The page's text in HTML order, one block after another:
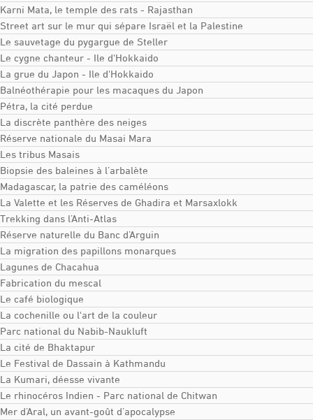
Karni Mata, le temple des rats - Rajasthan
Street art sur le mur qui sépare Israël et la Palestine
Le sauvetage du pygargue de Steller
Le cygne chanteur - Ile d'Hokkaido
La grue du Japon - Ile d'Hokkaido
Balnéothérapie pour les macaques du Japon
Pétra, la cité perdue
La discrète panthère des neiges
Réserve nationale du Masai Mara
Les tribus Masais
Biopsie des baleines à l’arbalète
Madagascar, la patrie des caméléons
La Valette et les Réserves de Ghadira et Marsaxlokk
Trekking dans l’Anti-Atlas
Réserve naturelle du Banc d’Arguin
La migration des papillons monarques
Lagunes de Chacahua
Fabrication du mescal
Le café biologique
La cochenille ou l'art de la couleur
Parc national du Nabib-Naukluft
La cité de Bhaktapur
Le Festival de Dassain à Kathmandu
La Kumari, déesse vivante
Le rhinocéros Indien - Parc national de Chitwan
Mer d’Aral, un avant-goût d’apocalypse